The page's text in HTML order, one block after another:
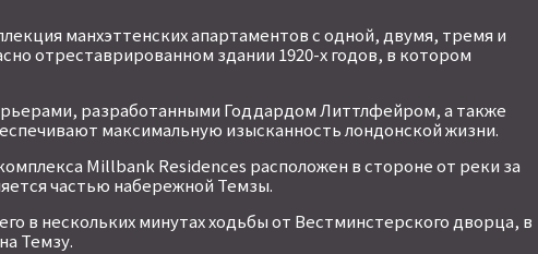
манхэттенских апартаментов с одной, двумя, тремя и
отреставрированном здании 1920-х годов, в котором
разработанными Годдардом Литтлфейром, а также
максимальную изысканность лондонской жизни.
Millbank Residences расположен в стороне от реки за
частью набережной Темзы.
в нескольких минутах ходьбы от Вестминстерского дворца, в
Темзу.